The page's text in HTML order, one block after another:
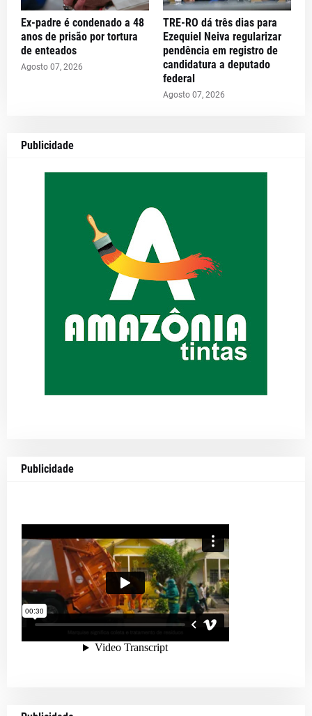
Ex-padre é condenado a 48
anos de prisão por tortura
de enteados
Agosto 07, 2026
TRE-RO dá três dias para
Ezequiel Neiva regularizar
pendência em registro de
candidatura a deputado
federal
Agosto 07, 2026
Publicidade
Publicidade